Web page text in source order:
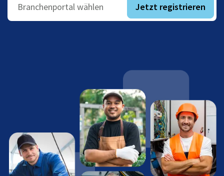
Branchenportal wählen Jetzt registrieren